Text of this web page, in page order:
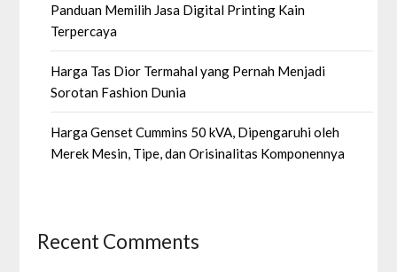
Panduan Memilih Jasa Digital Printing Kain
Terpercaya
Harga Tas Dior Termahal yang Pernah Menjadi
Sorotan Fashion Dunia
Harga Genset Cummins 50 kVA, Dipengaruhi oleh
Merek Mesin, Tipe, dan Orisinalitas Komponennya
Recent Comments